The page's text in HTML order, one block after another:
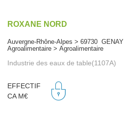
ROXANE NORD
Auvergne-Rhône-Alpes > 69730 GENAY
Agroalimentaire > Agroalimentaire
Industrie des eaux de table(1107A)
EFFECTIF
CA M€